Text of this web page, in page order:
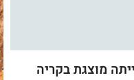
מוצגת בקריה